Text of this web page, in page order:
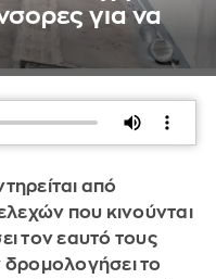
για να
από
που κινούνται
τον εαυτό τους
δρομολογήσει το